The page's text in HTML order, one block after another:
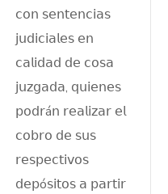
𝖼𝗈𝗇 𝗌𝖾𝗇𝗍𝖾𝗇𝖼𝗂𝖺𝗌
𝗃𝗎𝖽𝗂𝖼𝗂𝖺𝗅𝖾𝗌 𝖾𝗇
𝖼𝖺𝗅𝗂𝖽𝖺𝖽 𝖽𝖾 𝖼𝗈𝗌𝖺
𝗃𝗎𝗓𝗀𝖺𝖽𝖺, 𝗊𝗎𝗂𝖾𝗇𝖾𝗌
𝗉𝗈𝖽𝗋á𝗇 𝗋𝖾𝖺𝗅𝗂𝗓𝖺𝗋 𝖾𝗅
𝖼𝗈𝖻𝗋𝗈 𝖽𝖾 𝗌𝗎𝗌
𝗋𝖾𝗌𝗉𝖾𝖼𝗍𝗂𝗏𝗈𝗌
𝖽𝖾𝗉ó𝗌𝗂𝗍𝗈𝗌 𝖺 𝗉𝖺𝗋𝗍𝗂𝗋